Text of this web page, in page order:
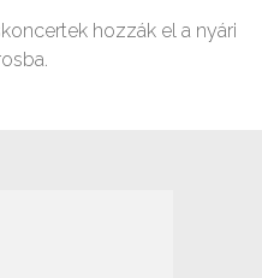
hozzák el a nyári